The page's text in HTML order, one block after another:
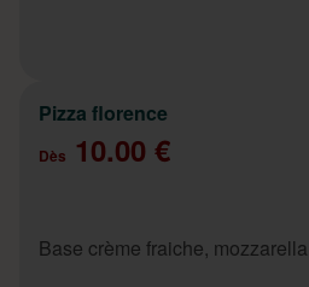
Pizza florence
Dès 10.00 €
Base crème fraiche,